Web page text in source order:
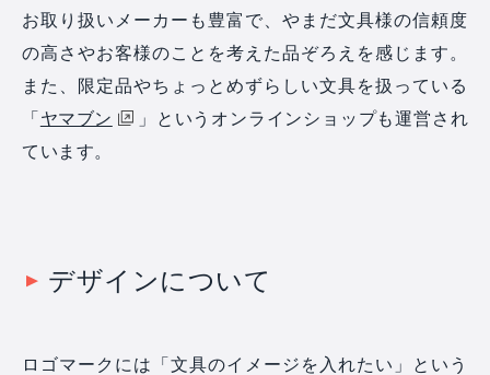
お取り扱いメーカーも豊富で、やまだ文具様の信頼度
の高さやお客様のことを考えた品ぞろえを感じます。
また、限定品やちょっとめずらしい文具を扱っている
「 ヤマブン
」というオンラインショップも運営され
ています。
デザインについて
ロゴマークには「文具のイメージを入れたい」という